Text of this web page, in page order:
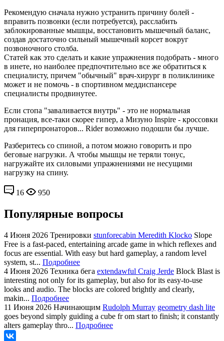
Рекомендую сначала нужно устранить причину болей -
вправить позвонки (если потребуется), расслабить
заблокированные мышцы, восстановить мышечный баланс,
создав достаточно сильный мышечный корсет вокруг
позвоночного столба.
Статей как это сделать и какие упражнения подобрать - много
в инете, но наиболее предпочтительно все же обратиться к
специалисту, причем "обычный" врач-хирург в поликлинике
может и не помочь - в спортивном меддиспансере
специалисты продвинутее.
Если стопа "заваливается внутрь" - это не нормальная
пронация, все-таки скорее гипер, а Мизуно Inspire - кроссовки
для гиперпронаторов... Rider возможно подошли бы лучше.
Разберитесь со спиной, а потом можно говорить и про
беговые нагрузки. А чтобы мышцы не теряли тонус,
нагружайте их силовыми упражнениями не несущими
нагрузку на спину.
16 950
Популярные вопросы
4 Июня 2026 Тренировки stunforecabin Meredith Klocko Slope
Free is a fast-paced, entertaining arcade game in which reflexes and
focus are essential. With easy but hard gameplay, a random level
system, st... Подробнее
4 Июня 2026 Техника бега extendawful Craig Jerde Block Blast is
interesting not only for its gameplay, but also for its easy-to-use
looks and audio. The blocks are colored brightly and clearly,
makin... Подробнее
11 Июня 2026 Начинающим Rudolph Murray geometry dash lite
goes beyond simply guiding a cube fr om start to finish; it constantly
alters gameplay thro... Подробнее